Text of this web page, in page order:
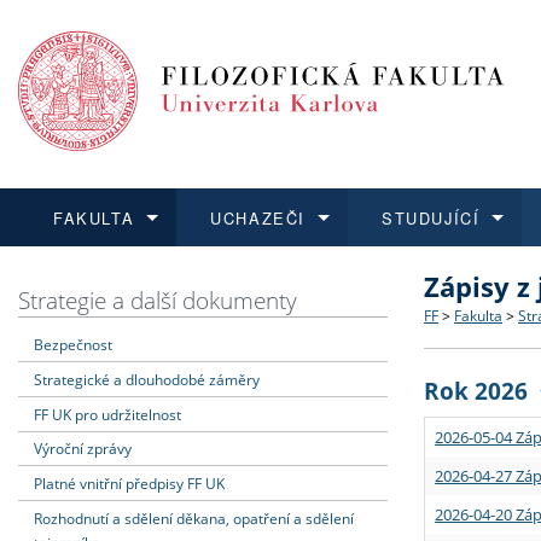
FAKULTA
Dozvědět se více
Struktura
Strategie
Podpora
UCHAZEČI
Podat přihlášku
Co
Učitelské
STUDUJÍCÍ
Dozvědět se více
Rigorózní
Dozvědět se více
O vědě a
Granty a
Dozvědět se více
Aktuální
Strategie a další dokumenty
Bezpečnost
Strategické a dlouhodobé záměry
FF UK pro udržitelnost
Výroční zprávy
Platné vnitřní předpisy FF UK
Rozhodnutí a sdělení děkana, opatření a sdělení
Zápisy
FF > Fakulta >
Rok 2026
2026-05-04
2026-04-27
2026-04-20